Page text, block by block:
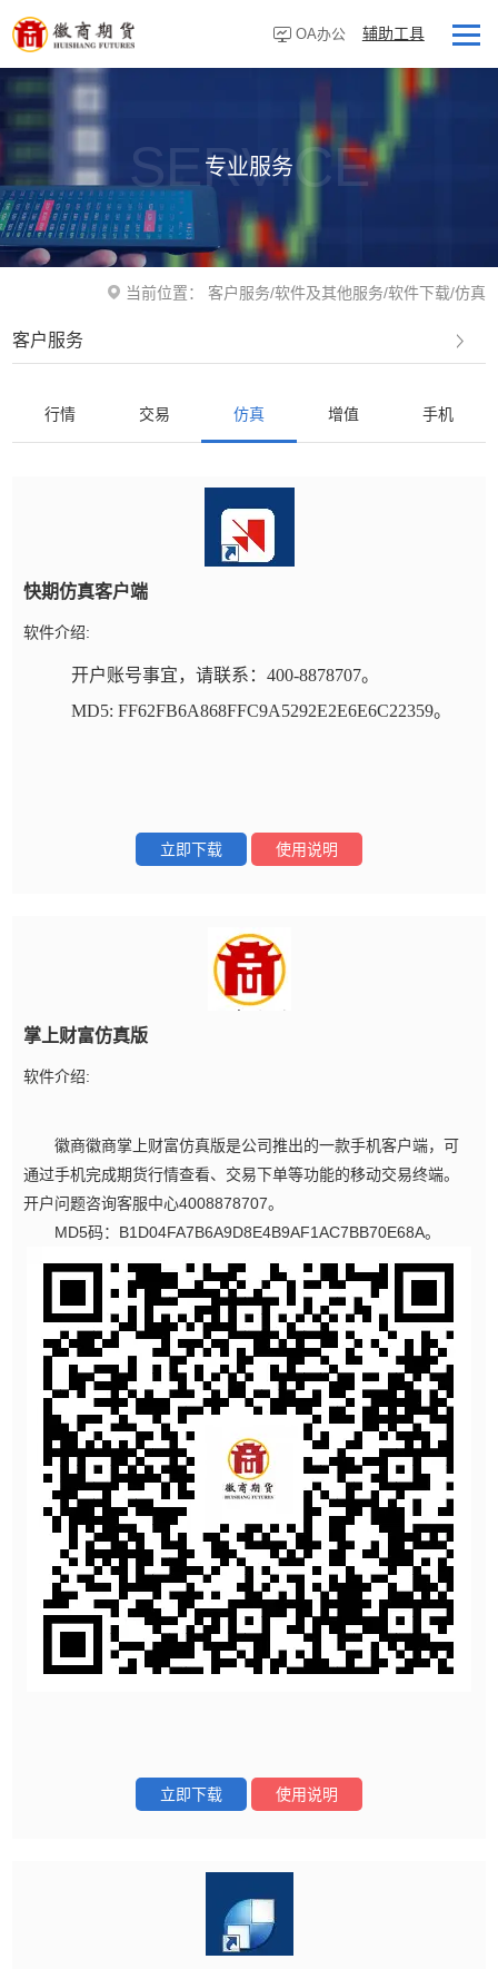
辅助工具
OA办公
走进徽商
客户服务
研究资讯
业务板块
SERVICE
专业服务
当前位置： 客户服务/软件及其他服务/软件下载/仿真
客户服务
行情 交易 仿真 增值 手机
快期仿真客户端
软件介绍:
开户账号事宜，请联系：400-8878707。
MD5: FF62FB6A868FFC9A5292E2E6E6C22359。
立即下载 使用说明
掌上财富仿真版
软件介绍:
徽商徽商掌上财富仿真版是公司推出的一款手机客户端，可
通过手机完成期货行情查看、交易下单等功能的移动交易终端。
开户问题咨询客服中心4008878707。
MD5码：B1D04FA7B6A9D8E4B9AF1AC7BB70E68A。
立即下载 使用说明